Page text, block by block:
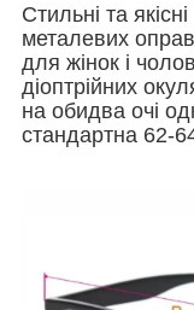
Стильні та
металевих
для жінок і
діоптрійних
на обидва очі
стандартна 62-